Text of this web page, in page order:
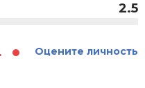
2.5
Оцените личность